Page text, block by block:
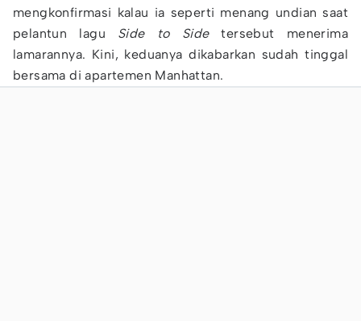
mengkonfirmasi kalau ia seperti menang undian saat
pelantun lagu Side to Sidetersebut menerima
lamarannya. Kini, keduanya dikabarkan sudah tinggal
bersama di apartemen Manhattan.